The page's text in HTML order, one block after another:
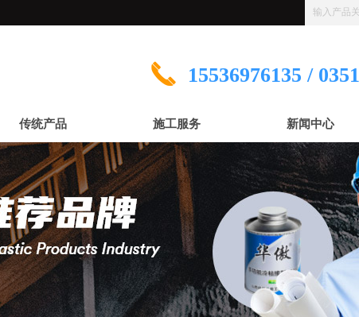
15536976135 /
传统产品 施工服务 新闻中心
끅